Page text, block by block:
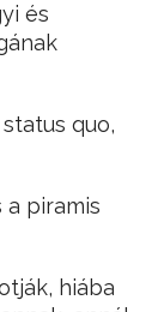
és
quo,
a piramis
hiába